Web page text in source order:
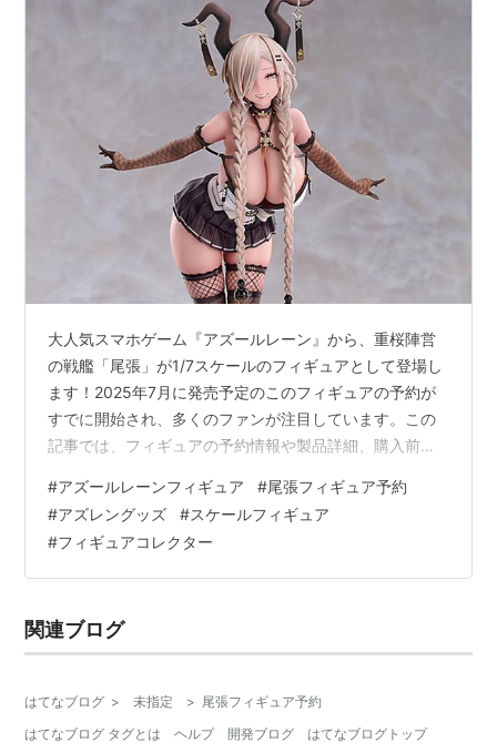
大人気スマホゲーム『アズールレーン』から、重桜陣営
の戦艦「尾張」が1/7スケールのフィギュアとして登場し
ます！2025年7月に発売予定のこのフィギュアの予約が
すでに開始され、多くのファンが注目しています。この
記事では、フィギュアの予約情報や製品詳細、購入前に
る方はぜひ最後までご覧ください。 フィギュアの魅力 –
コート着脱と2つの表情パーツ 予約開始情報とフィギュ
アの概要 軽装Ver.の予約も同時開始 予約方法とおすすめ
オンラインショップ アズールレーン 尾張 1/7 完成品フィ
ュ…
#アズールレーンフィギュア #尾張フィギュア予約
#アズレングッズ #スケールフィギュア
#フィギュアコレクター
関連ブログ
はてなブログ > 未指定 > 尾張フィギュア予約
はてなブログ タグとは
ヘルプ 開発ブログ はてなブログトップ